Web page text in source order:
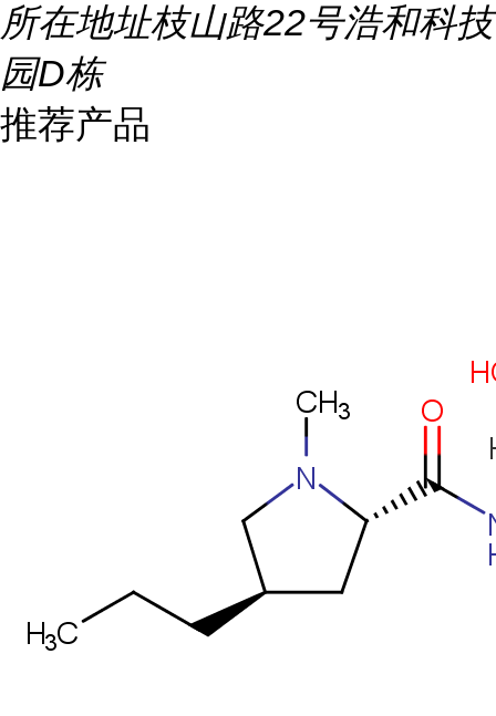
所在地址枝山路22号浩和科技
园D栋
推荐产品